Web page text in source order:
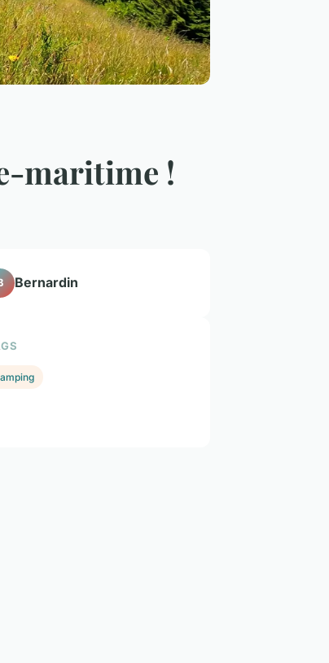
maritime !
Bernardin